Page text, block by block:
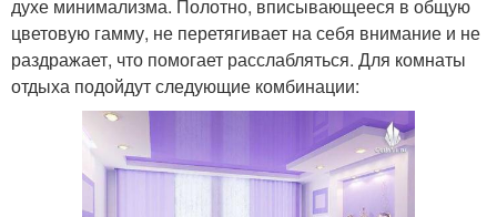
духе минимализма. Полотно, вписывающееся в общую
цветовую гамму, не перетягивает на себя внимание и не
раздражает, что помогает расслабляться. Для комнаты
отдыха подойдут следующие комбинации: